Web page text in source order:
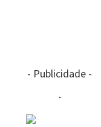
- Publicidade -